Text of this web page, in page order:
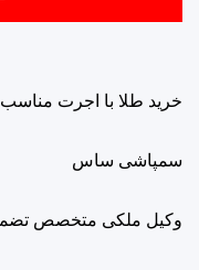
خرید طلا با اجرت
سمپاشی ساس
وکیل ملکی متخصص